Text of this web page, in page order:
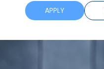
APPLY